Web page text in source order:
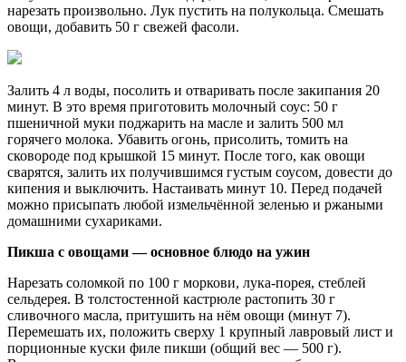
нарезать произвольно. Лук пустить на полукольца. Смешать
овощи, добавить 50 г свежей фасоли.
Залить 4 л воды, посолить и отваривать после закипания 20
минут. В это время приготовить молочный соус: 50 г
пшеничной муки поджарить на масле и залить 500 мл
горячего молока. Убавить огонь, присолить, томить на
сковороде под крышкой 15 минут. После того, как овощи
сварятся, залить их получившимся густым соусом, довести до
кипения и выключить. Настаивать минут 10. Перед подачей
можно присыпать любой измельчённой зеленью и ржаными
домашними сухариками.
Пикша с овощами — основное блюдо на ужин
Нарезать соломкой по 100 г моркови, лука-порея, стеблей
сельдерея. В толстостенной кастрюле растопить 30 г
сливочного масла, притушить на нём овощи (минут 7).
Перемешать их, положить сверху 1 крупный лавровый лист и
порционные куски филе пикши (общий вес — 500 г).